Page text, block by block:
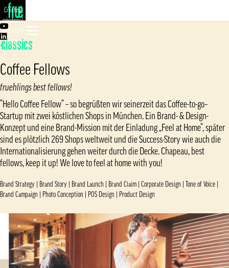
Creating
emotional
and social
impact
<
Classics
Coffee Fellows
fruehlings best fellows!
“Hello Coffee Fellow“ – so begrüßten wir seinerzeit das Coffee-to-go–
Startup mit zwei köstlichen Shops in München. Ein Brand- & Design-
Konzept und eine Brand-Mission mit der Einladung „Feel at Home“, später
sind es plötzlich 269 Shops weltweit und die Success-Story wie auch die
Internationalisierung gehen weiter durch die Decke. Chapeau, best
fellows, keep it up! We love to feel at home with you!
Brand Strategy | Brand Story | Brand Launch | Brand Claim | Corporate Design | Tone of Voice |
Brand Campaign | Photo Conception | POS Design | Product Design